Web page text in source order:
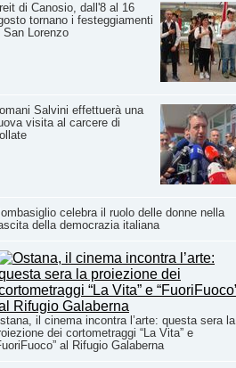
di Canosio, dall'8 al 16
tornano i festeggiamenti
San Lorenzo
Salvini effettuerà una
visita al carcere di
celebra il ruolo delle donne nella
della democrazia italiana
il cinema incontra l’arte: questa sera la
dei cortometraggi “La Vita” e
al Rifugio Galaberna